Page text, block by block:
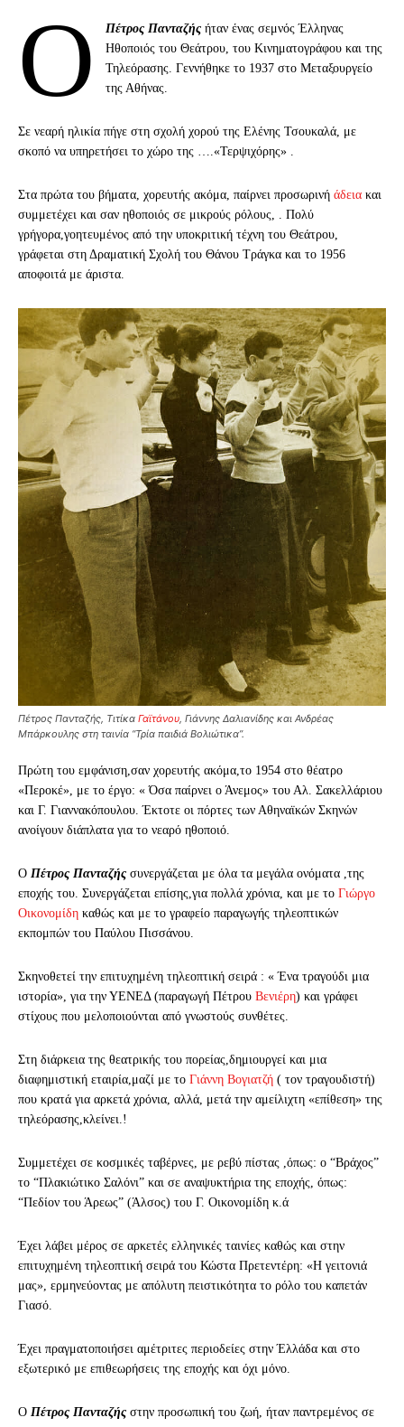
Ο Πέτρος Πανταζήςήταν ένας σεμνός Έλληνας
Ηθοποιός του Θεάτρου, του Κινηματογράφου και της
Τηλεόρασης. Γεννήθηκε το 1937 στο Μεταξουργείο
της Αθήνας.
Σε νεαρή ηλικία πήγε στη σχολή χορού της Ελένης Τσουκαλά, με
σκοπό να υπηρετήσει το χώρο της ….«Τερψιχόρης» .
Στα πρώτα του βήματα, χορευτής ακόμα, παίρνει προσωρινή άδεια και
συμμετέχει και σαν ηθοποιός σε μικρούς ρόλους, . Πολύ
γρήγορα,γοητευμένος από την υποκριτική τέχνη του Θεάτρου,
γράφεται στη Δραματική Σχολή του Θάνου Τράγκα και το 1956
αποφοιτά με άριστα.
Πέτρος Πανταζής, Τιτίκα Γαϊτάνου, Γιάννης Δαλιανίδης και Ανδρέας
Μπάρκουλης στη ταινία “Τρία παιδιά Βολιώτικα”.
Πρώτη του εμφάνιση,σαν χορευτής ακόμα,το 1954 στο θέατρο
«Περοκέ», με το έργο: « Όσα παίρνει ο Άνεμος» του Αλ. Σακελλάριου
και Γ. Γιαννακόπουλου. Έκτοτε οι πόρτες των Αθηναϊκών Σκηνών
ανοίγουν διάπλατα για το νεαρό ηθοποιό.
Ο Πέτρος Πανταζής συνεργάζεται με όλα τα μεγάλα ονόματα ,της
εποχής του. Συνεργάζεται επίσης,για πολλά χρόνια, και με το Γιώργο
Οικονομίδη καθώς και με το γραφείο παραγωγής τηλεοπτικών
εκπομπών του Παύλου Πισσάνου.
Σκηνοθετεί την επιτυχημένη τηλεοπτική σειρά : « Ένα τραγούδι μια
ιστορία», για την ΥΕΝΕΔ (παραγωγή Πέτρου Βενιέρη) και γράφει
στίχους που μελοποιούνται από γνωστούς συνθέτες.
Στη διάρκεια της θεατρικής του πορείας,δημιουργεί και μια
διαφημιστική εταιρία,μαζί με το Γιάννη Βογιατζή ( τον τραγουδιστή)
που κρατά για αρκετά χρόνια, αλλά, μετά την αμείλιχτη «επίθεση» της
τηλεόρασης,κλείνει.!
Συμμετέχει σε κοσμικές ταβέρνες, με ρεβύ πίστας ,όπως: ο “Βράχος”
το “Πλακιώτικο Σαλόνι” και σε αναψυκτήρια της εποχής, όπως:
“Πεδίον του Άρεως” (Άλσος) του Γ. Οικονομίδη κ.ά
Έχει λάβει μέρος σε αρκετές ελληνικές ταινίες καθώς και στην
επιτυχημένη τηλεοπτική σειρά του Κώστα Πρετεντέρη: «Η γειτονιά
μας», ερμηνεύοντας με απόλυτη πειστικότητα το ρόλο του καπετάν
Γιασό.
Έχει πραγματοποιήσει αμέτριτες περιοδείες στην Έλλάδα και στο
εξωτερικό με επιθεωρήσεις της εποχής και όχι μόνο.
Ο Πέτρος Πανταζής στην προσωπική του ζωή, ήταν παντρεμένος σε